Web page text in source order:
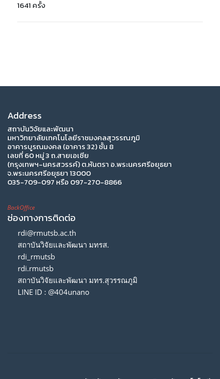
1641 ครั้ง
Address
สถาบันวิจัยและพัฒนา
มหาวิทยาลัยเทคโนโลยีราชมงคลสุวรรณภูมิ
อาคารบูรณมงคล (อาคาร 32) ชั้น 8
เลขที่ 60 หมู่ 3 ถ.สายเอเซีย
(กรุงเทพฯ-นครสวรรค์) ต.หันตรา อ.พระนครศรีอยุธยา
จ.พระนครศรีอยุธยา 13000
035-709-097 หรือ 097-270-8866
BackOffice
ช่องทางการติดต่อ
rdi@rmutsb.ac.th
สถาบันวิจัยและพัฒนา มทรส.
rdi_rmutsb
rdi.rmutsb
สถาบันวิจัยและพัฒนา มทร.สุวรรณภูมิ
LINE ID : @404unano